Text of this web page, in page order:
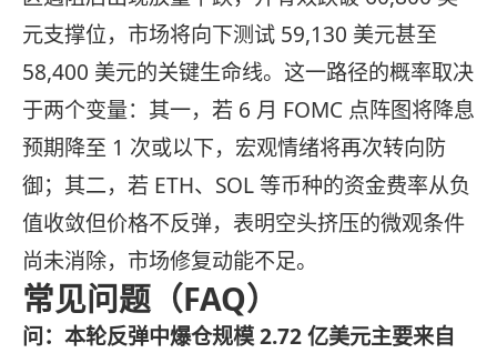
元支撑位，市场将向下测试 59,130 美元甚至
58,400 美元的关键生命线。这一路径的概率取决
于两个变量：其一，若 6 月 FOMC 点阵图将降息
预期降至 1 次或以下，宏观情绪将再次转向防
御；其二，若 ETH、SOL 等币种的资金费率从负
值收敛但价格不反弹，表明空头挤压的微观条件
尚未消除，市场修复动能不足。
常见问题（FAQ）
问：本轮反弹中爆仓规模 2.72 亿美元主要来自